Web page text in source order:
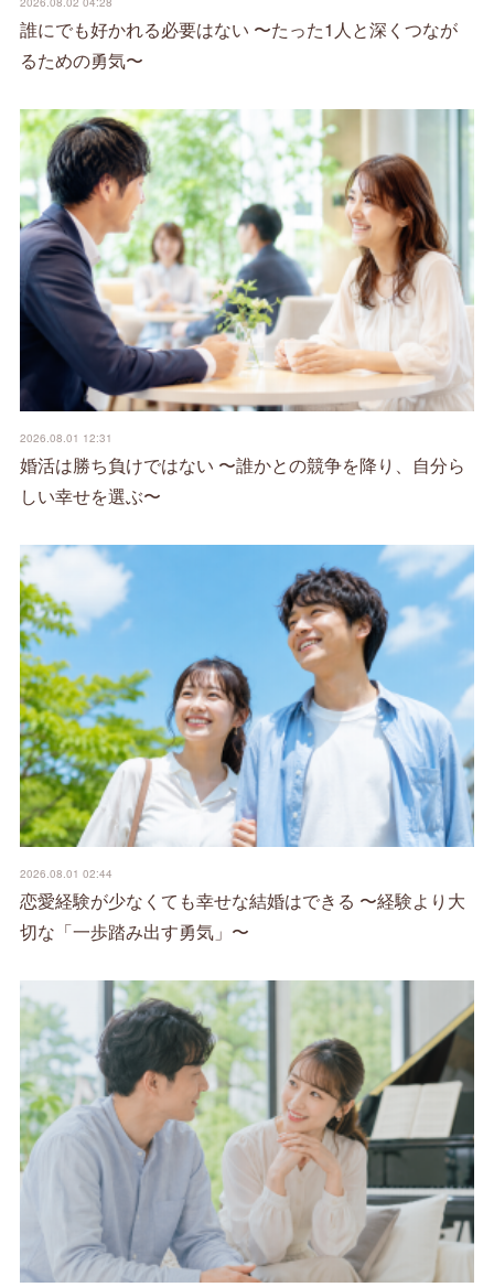
誰にでも好かれる必要はない 〜たった1人と深くつなが
るための勇気〜
2026.08.01 12:31
婚活は勝ち負けではない 〜誰かとの競争を降り、自分ら
しい幸せを選ぶ〜
2026.08.01 02:44
恋愛経験が少なくても幸せな結婚はできる 〜経験より大
切な「一歩踏み出す勇気」〜